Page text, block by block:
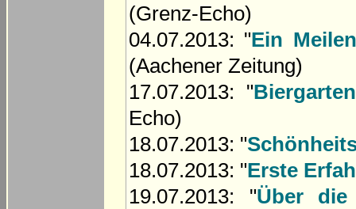
(Grenz-Echo)
04.07.2013: "Ein
(Aachener Zeitung)
17.07.2013: "
Echo)
18.07.2013: "
18.07.2013: "Erste
19.07.2013: "Über die